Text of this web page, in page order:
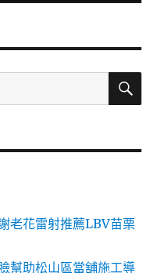
搜
老花雷射推薦LBV苗栗
幫助松山區當舖施工導